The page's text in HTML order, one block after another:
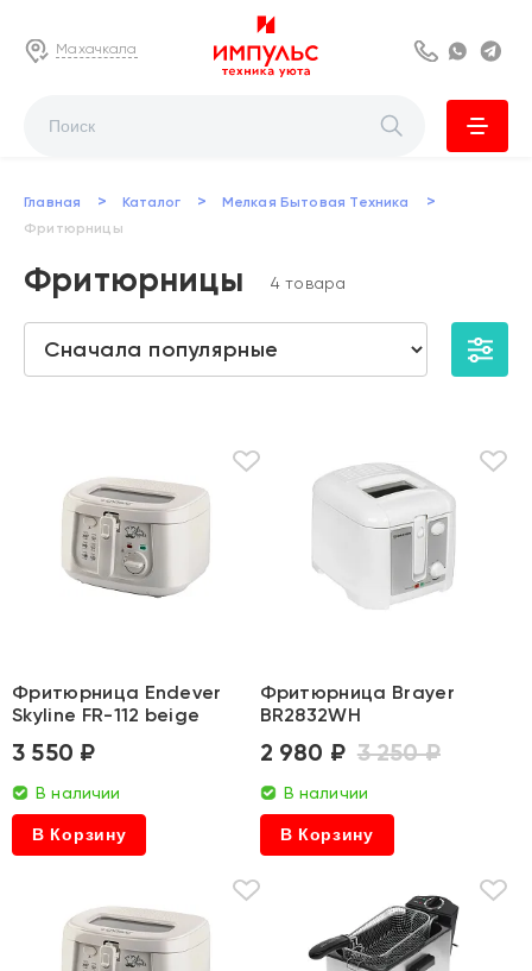
Махачкала 8 800 222 63
Главная > Каталог > Мелкая Бытовая Техника >
Фритюрницы
Фритюрницы 4 товара
Фритюрница Endever
Skyline FR-112 beige
3 550 ₽
В наличии
В Корзину
Фритюрница Brayer
BR2832WH
2 980 ₽ 3 250 ₽
В наличии
В Корзину